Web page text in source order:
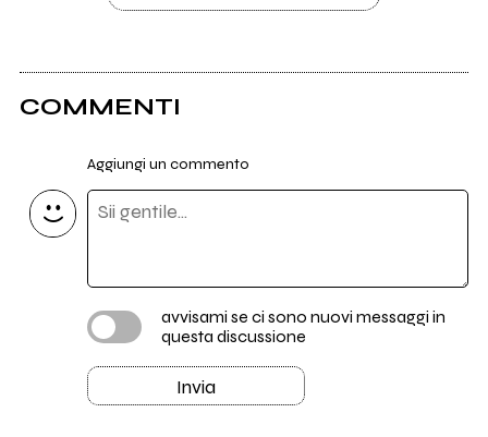
COMMENTI
Aggiungi un commento
avvisami se ci sono nuovi messaggi in
questa discussione
Invia